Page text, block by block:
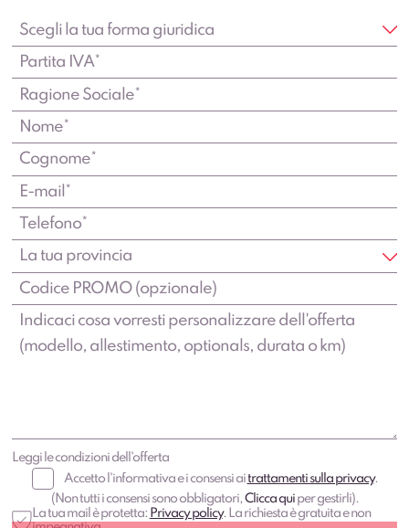
Leggi le condizioni dell'offerta
Accetto l'informativa e i consensi aitrattamenti sulla privacy.
(Non tutti i consensi sono obbligatori,Clicca quiper gestirli).
La tua mail è protetta: Privacy policy. La richiesta è gratuita e non